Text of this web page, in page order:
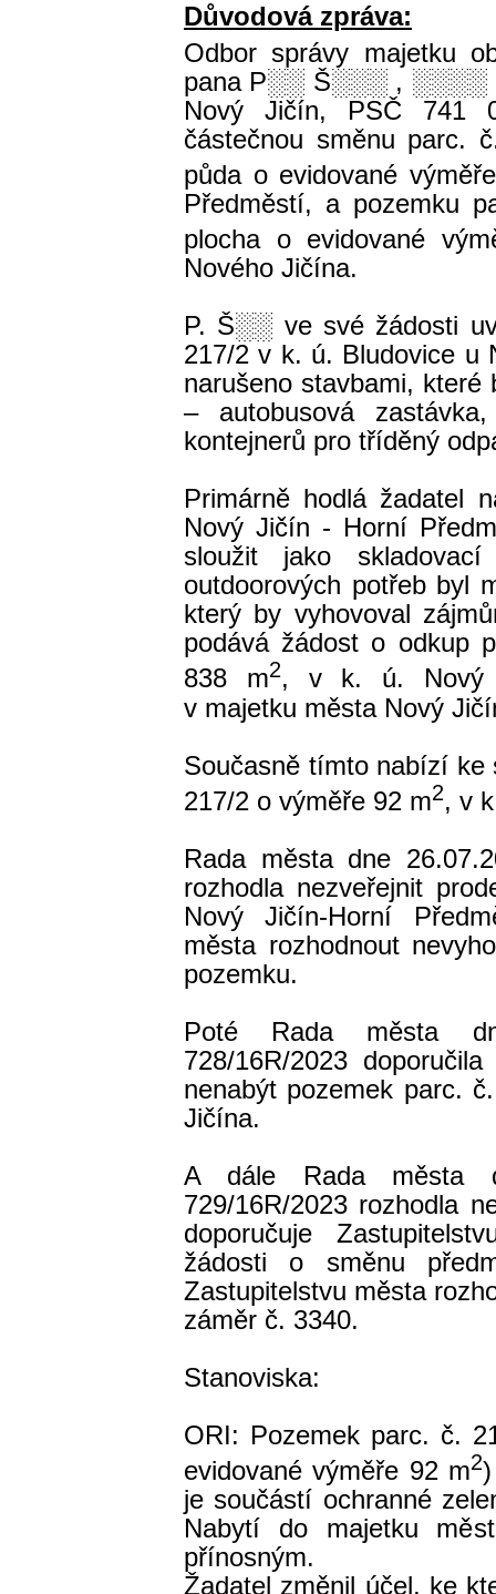
Důvodová zpráva:
Odbor správy majetku
pana P░░ Š░░░ ,
Nový Jičín, PSČ 741
částečnou směnu parc.
půda o evidované
Předměstí, a pozemku
plocha o evidované
Nového Jičína.
P. Š░░ ve své žádosti
217/2 v k. ú. Bludovice u
narušeno stavbami,
– autobusová
kontejnerů pro tříděný
Primárně hodlá žadatel
Nový Jičín - Horní
sloužit jako
outdoorových potřeb byl
který by vyhovoval
podává žádost o odkup
838 m2, v k. ú. Nový
v majetku města Nový
Současně tímto nabízí ke
217/2 o výměře 92 m2, v
Rada města dne
rozhodla nezveřejnit
Nový Jičín-Horní
města rozhodnout
pozemku.
Poté Rada města
728/16R/2023
nenabýt pozemek parc.
Jičína.
A dále Rada města
729/16R/2023 rozhodla
doporučuje
žádosti o směnu
Zastupitelstvu města
záměr č. 3340.
Stanoviska:
ORI: Pozemek parc. č.
evidované výměře 92 m2
je součástí ochranné
Nabytí do majetku
přínosným.
Žadatel změnil účel, ke